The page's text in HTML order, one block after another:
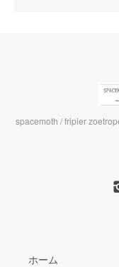
spacemoth / fripier
ホーム